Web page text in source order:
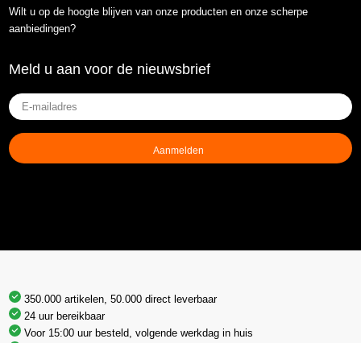
Wilt u op de hoogte blijven van onze producten en onze scherpe
aanbiedingen?
Meld u aan voor de nieuwsbrief
E-
mailadres
(Vereist)
350.000 artikelen, 50.000 direct leverbaar
24 uur bereikbaar
Voor 15:00 uur besteld, volgende werkdag in huis